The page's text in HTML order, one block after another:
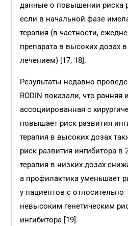
данные о повышении риска
если в начальной фазе
терапия (в частности,
препарата в высоких дозах
лечением) [17, 18].
Результаты недавно
RODIN показали, что ранняя
ассоциированная с
повышает риск развития
терапия в высоких дозах
риск развития ингибитора в
терапия в низких дозах
а профилактика уменьшает
у пациентов с относительно
невысоким генетическим
ингибитора [19].